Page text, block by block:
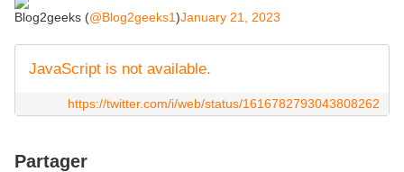
Blog2geeks (@Blog2geeks1)January 21, 2023
JavaScript is not available.
https://twitter.com/i/web/status/1616782793043808262
Partager